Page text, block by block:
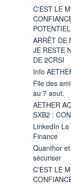
C'EST LE
ARRÊT DE
JE RESTE
DE 2CRSI
Info
File des
au 7 aout.
AETHER
SXB2 :
LinkedIn
Finance
Quanthor
sécuriser
C'EST LE